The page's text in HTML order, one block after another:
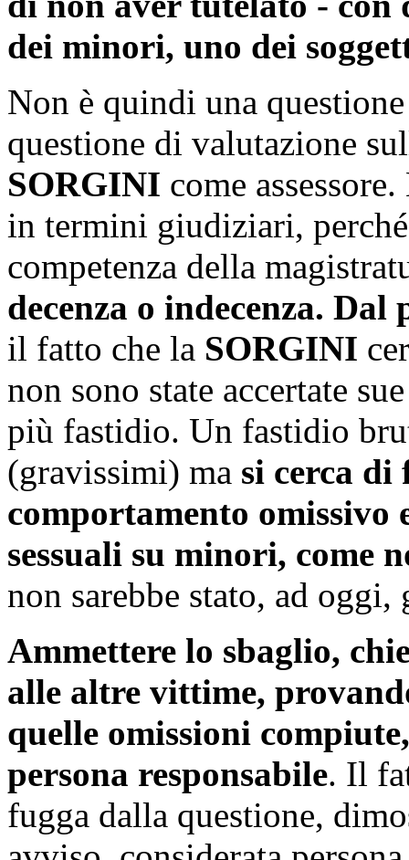
dei minori, uno dei
Non è quindi una
questione di valutazione
SORGINI come
in termini giudiziari,
competenza della
decenza o indecenza.
il fatto che la SORGINI
non sono state accertate
più fastidio. Un fastidio
(gravissimi) ma si cerca di
comportamento omissivo
sessuali su minori, come
non sarebbe stato, ad
Ammettere lo sbaglio,
alle altre vittime,
quelle omissioni
persona responsabile. Il
fugga dalla questione,